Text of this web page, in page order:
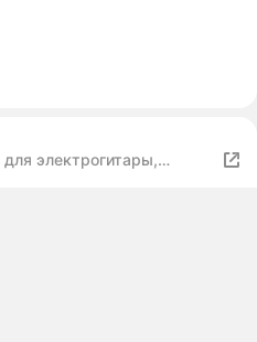
электрогитары,